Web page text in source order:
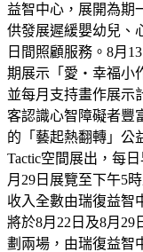
益智中心，展開為期
供發展遲緩嬰幼兒、
日間照顧服務。8月
期展示「愛・幸福小
並每月支持畫作展示
客認識心智障礙者豐
的「藝起熱翻轉」公
Tactic空間展出，每
月29日展覽至下午5
收入全數由瑞復益智
將於8月22日及8月
劃兩場，由瑞復益智